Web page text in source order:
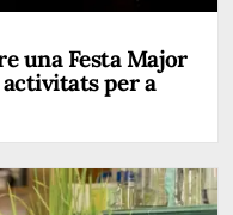
una Festa Major
per a